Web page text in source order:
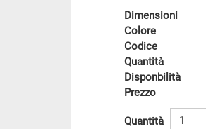
Dimensioni
Colore
Codice
Quantità
Disponbilità
Prezzo
Quantità